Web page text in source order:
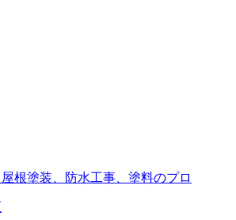
根塗装、防水工事、塗料のプロ